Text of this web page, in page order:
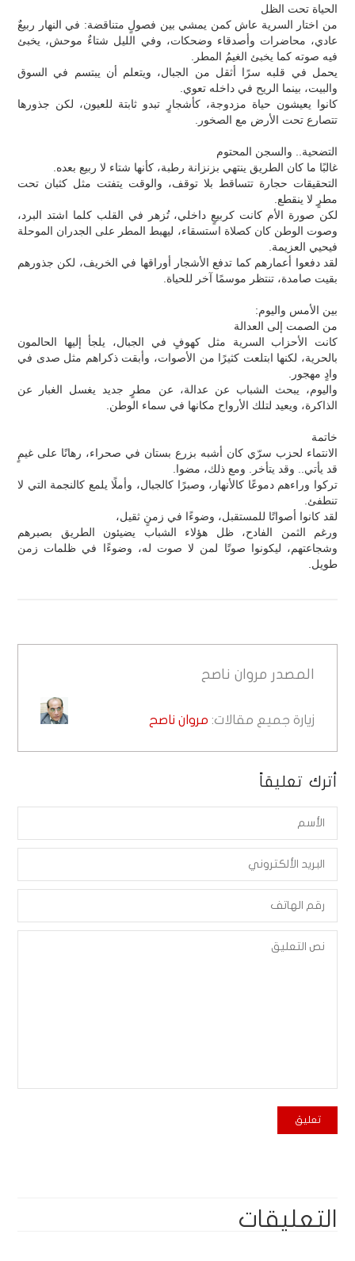
الحياة تحت الظل
من اختار السرية عاش كمن يمشي بين فصولٍ متناقضة: في النهار ربيعٌ
عادي، محاضرات وأصدقاء وضحكات، وفي الليل شتاءٌ موحش، يخبئ
فيه صوته كما يخبئ الغيمُ المطر.
يحمل في قلبه سرًا أثقل من الجبال، ويتعلم أن يبتسم في السوق
والبيت، بينما الريح في داخله تعوي.
كانوا يعيشون حياة مزدوجة، كأشجارٍ تبدو ثابتة للعيون، لكن جذورها
تتصارع تحت الأرض مع الصخور.
التضحية.. والسجن المحتوم
غالبًا ما كان الطريق ينتهي بزنزانة رطبة، كأنها شتاء لا ربيع بعده.
التحقيقات حجارة تتساقط بلا توقف، والوقت يتفتت مثل كثبان تحت
مطرٍ لا ينقطع.
لكن صورة الأم كانت كربيعٍ داخلي، تُزهر في القلب كلما اشتد البرد،
وصوت الوطن كان كصلاة استسقاء، ليهبط المطر على الجدران الموحلة
فيحيي العزيمة.
لقد دفعوا أعمارهم كما تدفع الأشجار أوراقها في الخريف، لكن جذورهم
بقيت صامدة، تنتظر موسمًا آخر للحياة.
بين الأمس واليوم:
من الصمت إلى العدالة
كانت الأحزاب السرية مثل كهوفٍ في الجبال، يلجأ إليها الحالمون
بالحرية، لكنها ابتلعت كثيرًا من الأصوات، وأبقت ذكراهم مثل صدى في
وادٍ مهجور.
واليوم، يبحث الشباب عن عدالة، عن مطرٍ جديد يغسل الغبار عن
الذاكرة، ويعيد لتلك الأرواح مكانها في سماء الوطن.
خاتمة
الانتماء لحزب سرّي كان أشبه بزرع بستان في صحراء، رهانًا على غيمٍ
قد يأتي.. وقد يتأخر. ومع ذلك، مضوا.
تركوا وراءهم دموعًا كالأنهار، وصبرًا كالجبال، وأملًا يلمع كالنجمة التي لا
تنطفئ.
لقد كانوا أصواتًا للمستقبل، وضوءًا في زمنٍ ثقيل،
ورغم الثمن الفادح، ظل هؤلاء الشباب يضيئون الطريق بصبرهم
وشجاعتهم، ليكونوا صوتًا لمن لا صوت له، وضوءًا في ظلمات زمن
طويل.
المصدر مروان ناصح
زيارة جميع مقالات: مروان ناصح
أترك تعليقاً
التعليقات